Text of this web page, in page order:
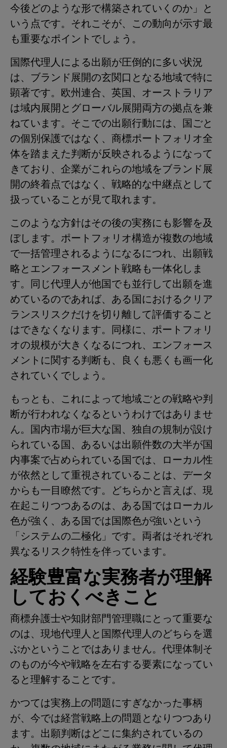
今後どのような形で構築されていくのか」と
いう点です。それこそが、この動向が示す最
も重要なポイントでしょう。
国際代理人による出願が圧倒的に多い状況
は、ブランド展開の玄関口となる地域で特に
顕著です。欧州連合、英国、オーストラリア
は域内展開とグローバル展開両方の拠点を兼
ねています。そこでの出願行動には、国ごと
の個別保護ではなく、商標ポートフォリオ全
体を踏まえた判断が反映されるようになって
きており、企業がこれらの地域をブランド展
開の終着点ではなく、戦略的な中継点として
扱っていることが見て取れます。
このような方針はその後の実務にも影響を及
ぼします。ポートフォリオ構造が複数の地域
で一括管理されるようになるにつれ、出願戦
略とエンフォースメント戦略も一体化しま
す。同じ代理人が他国でも並行して出願を進
めているのであれば、ある国におけるクリア
ランスリスクだけを切り離して評価すること
はできなくなります。同様に、ポートフォリ
オの規模が大きくなるにつれ、エンフォース
メントに関する判断も、良くも悪くも画一化
されていくでしょう。
もっとも、これによって地域ごとの戦略や判
断が行われなくなるというわけではありませ
ん。国内市場が巨大な国、独自の規制が設け
られている国、あるいは出願件数の大半が国
内事案で占められている国では、ローカル性
が依然として重視されていることは、データ
からも一目瞭然です。どちらかと言えば、現
在起こりつつあるのは、ある国ではローカル
色が強く、ある国では国際色が強いという
「システムの二極化」です。両者はそれぞれ
異なるリスク特性を伴っています。
経験豊富な実務者が理解
しておくべきこと
商標弁護士や知財部門管理職にとって重要な
のは、現地代理人と国際代理人のどちらを選
ぶかということではありません。代理体制そ
のものが今や戦略を左右する要素になってい
ると理解することです。
かつては実務上の問題にすぎなかった事柄
が、今では経営戦略上の問題となりつつあり
ます。出願判断はどこに集約されているの